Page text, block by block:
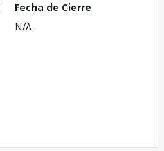
Fecha de Cierre
N/A